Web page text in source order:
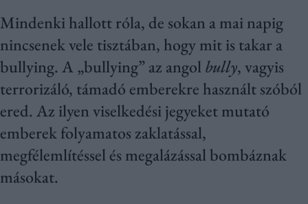
Mindenki hallott róla, de sokan a mai napig
nincsenek vele tisztában, hogy mit is takar a
bullying. A „bullying” az angolbully, vagyis
terrorizáló, támadó emberekre használt szóból
ered. Az ilyen viselkedési jegyeket mutató
emberek folyamatos zaklatással,
megfélemlítéssel és megalázással bombáznak
másokat.